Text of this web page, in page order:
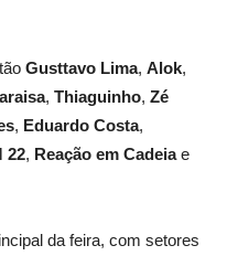
Gusttavo Lima, Alok,
, Thiaguinho, Zé
, Eduardo Costa,
22, Reação em Cadeiae
da feira, com setores